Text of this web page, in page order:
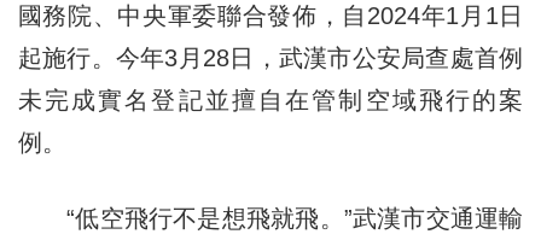
國務院、中央軍委聯合發佈，自2024年1月1日
起施行。今年3月28日，武漢市公安局查處首例
未完成實名登記並擅自在管制空域飛行的案
例。
“低空飛行不是想飛就飛。”武漢市交通運輸